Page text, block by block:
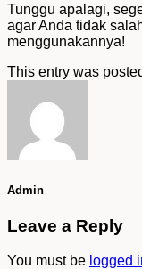
Tunggu apalagi,
agar Anda tidak
menggunakannya!
This entry was
Admin
Leave a Reply
You must be logged